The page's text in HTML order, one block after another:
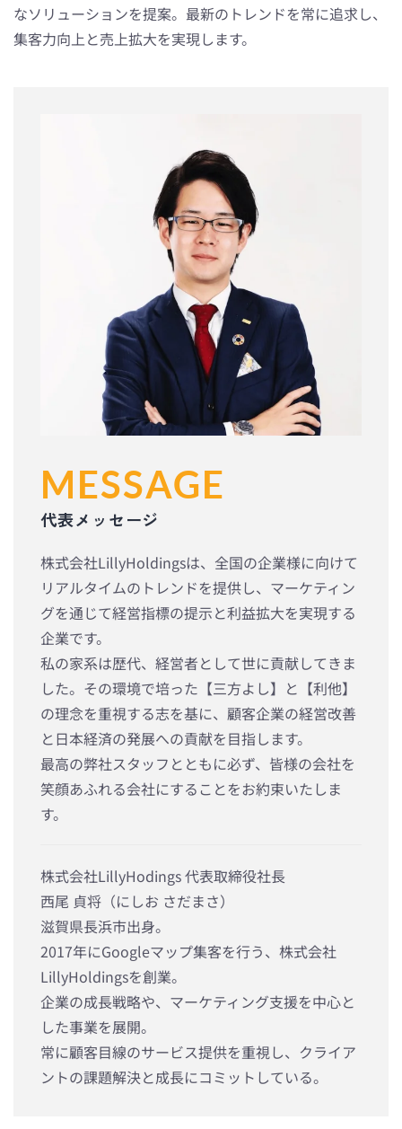
なソリューションを提案。最新のトレンドを常に追求し、
集客力向上と売上拡大を実現します。
MESSAGE
代表メッセージ
株式会社LillyHoldingsは、全国の企業様に向けて
リアルタイムのトレンドを提供し、マーケティン
グを通じて経営指標の提示と利益拡大を実現する
企業です。
私の家系は歴代、経営者として世に貢献してきま
した。その環境で培った【三方よし】と【利他】
の理念を重視する志を基に、顧客企業の経営改善
と日本経済の発展への貢献を目指します。
最高の弊社スタッフとともに必ず、皆様の会社を
笑顔あふれる会社にすることをお約束いたしま
す。
株式会社LillyHodings 代表取締役社長
西尾 貞将（にしお さだまさ）
滋賀県長浜市出身。
2017年にGoogleマップ集客を行う、株式会社
LillyHoldingsを創業。
企業の成長戦略や、マーケティング支援を中心と
した事業を展開。
常に顧客目線のサービス提供を重視し、クライア
ントの課題解決と成長にコミットしている。